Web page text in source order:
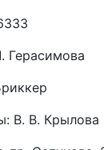
Герасимова
В. В.